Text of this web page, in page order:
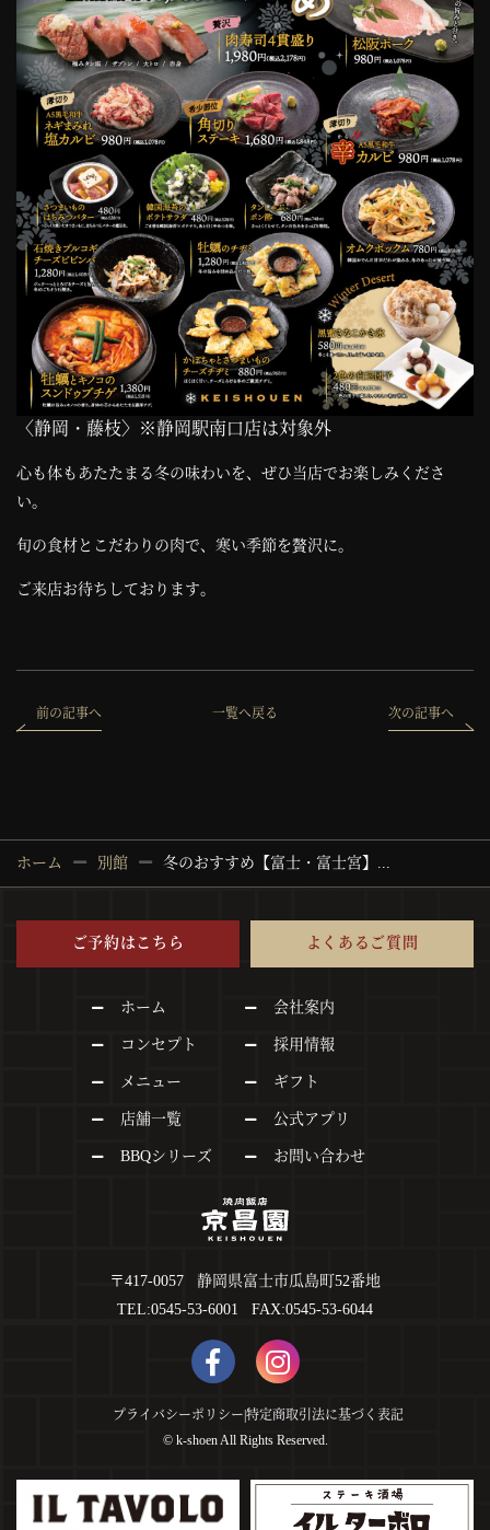
〈静岡・藤枝〉※静岡駅南口店は対象外
心も体もあたたまる冬の味わいを、ぜひ当店でお楽しみくださ
い。
旬の食材とこだわりの肉で、寒い季節を贅沢に。
ご来店お待ちしております。
前の記事へ 一覧へ戻る 次の記事へ
ホーム 別館 冬のおすすめ【富士・富士宮】...
〒417-0057 静岡県富士市瓜島町52番地
TEL:0545-53-6001 FAX:0545-53-6044
プライバシーポリシー 特定商取引法に基づく表記
©︎ k-shoen All Rights Reserved.
ホーム
コンセプト
メニュー
店舗一覧
BBQシリーズ
会社案内
採用情報
ギフト
公式アプリ
お問い合わせ
ご予約はこちら よくあるご質問